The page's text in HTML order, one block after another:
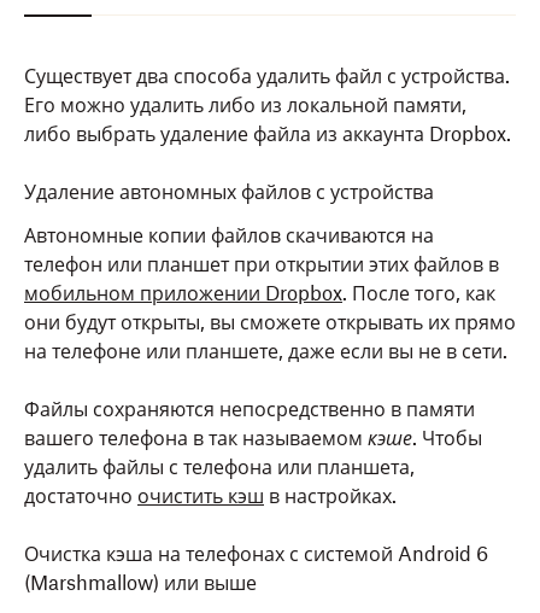
Существует два способа удалить файл с устройства.
Его можно удалить либо из локальной памяти,
либо выбрать удаление файла из аккаунта Dropbox.
Удаление автономных файлов с устройства
Автономные копии файлов скачиваются на
телефон или планшет при открытии этих файлов в
мобильном приложении Dropbox. После того, как
они будут открыты, вы сможете открывать их прямо
на телефоне или планшете, даже если вы не в сети.
Файлы сохраняются непосредственно в памяти
вашего телефона в так называемом кэше. Чтобы
удалить файлы с телефона или планшета,
достаточно очистить кэш в настройках.
Очистка кэша на телефонах с системой Android 6
(Marshmallow) или выше